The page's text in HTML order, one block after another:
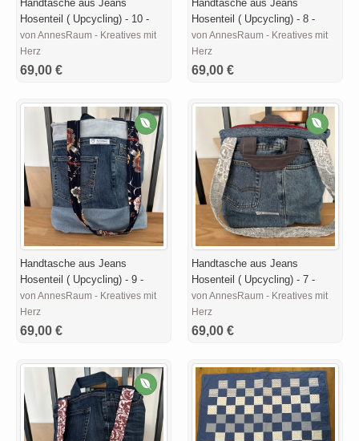
Handtasche aus Jeans
Hosenteil ( Upcycling) - 10 -
von AnnesRaum - Kreatives mit
Herz
69,00 €
Handtasche aus Jeans
Hosenteil ( Upcycling) - 8 -
von AnnesRaum - Kreatives mit
Herz
69,00 €
Handtasche aus Jeans
Hosenteil ( Upcycling) - 9 -
von AnnesRaum - Kreatives mit
Herz
69,00 €
Handtasche aus Jeans
Hosenteil ( Upcycling) - 7 -
von AnnesRaum - Kreatives mit
Herz
69,00 €